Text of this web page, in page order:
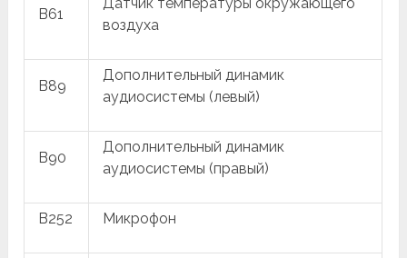
B61
воздуха
B89
Дополнительный динамик
аудиосистемы (левый)
B90
Дополнительный динамик
аудиосистемы (правый)
B252 Микрофон